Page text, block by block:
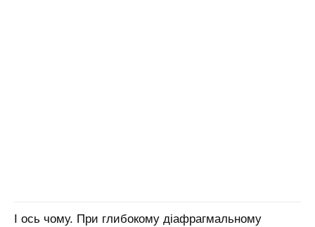
І ось чому. При глибокому діафрагмальному